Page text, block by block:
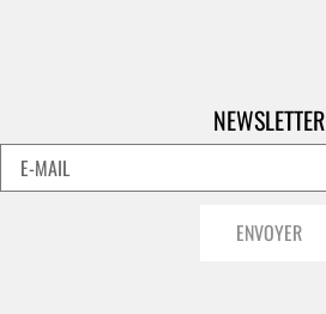
NEWSLETTER
ENVOYER